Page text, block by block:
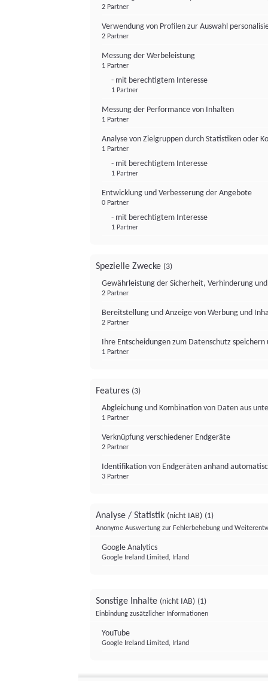
2 Partner
Verwendung von Profilen zur Auswahl
2 Partner
Messung der Werbeleistung
1 Partner
- mit berechtigtem Interesse
1 Partner
Messung der Performance von Inhalten
1 Partner
Analyse von Zielgruppen durch Statistiken oder
1 Partner
- mit berechtigtem Interesse
1 Partner
Entwicklung und Verbesserung der Angebote
0 Partner
- mit berechtigtem Interesse
1 Partner
Spezielle Zwecke (3)
Gewährleistung der Sicherheit, Verhinderung
2 Partner
Bereitstellung und Anzeige von Werbung und
2 Partner
Ihre Entscheidungen zum Datenschutz
1 Partner
Features (3)
Abgleichung und Kombination von Daten aus
1 Partner
Verknüpfung verschiedener Endgeräte
2 Partner
Identifikation von Endgeräten anhand
3 Partner
Analyse / Statistik (nicht IAB) (1)
Anonyme Auswertung zur Fehlerbehebung und
Google Analytics
Google Ireland Limited, Irland
Sonstige Inhalte (nicht IAB) (1)
Einbindung zusätzlicher Informationen
YouTube
Google Ireland Limited, Irland